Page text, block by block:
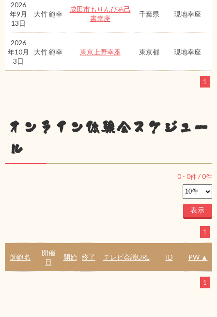
2026
年9月
13日
大竹 範幸
成田市もりんぴあ己
書幸座
千葉県 現地幸座
2026
年10月
3日
大竹 範幸 東京上野幸座 東京都 現地幸座
1
オンライン体験会スケジュー
ル
0 - 0件 /0件
1
師範名
開催
日
開始 終了 テレビ会議URL ID PW ▲
1